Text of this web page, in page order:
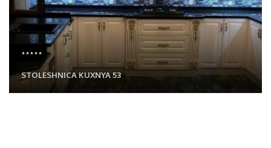
*****
STOLESHNICA KUXNYA 53